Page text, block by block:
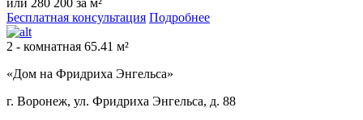
или 280 200 за м²
Бесплатная консультация Подробнее
2 - комнатная 65.41 м²
«Дом на Фридриха Энгельса»
г. Воронеж, ул. Фридриха Энгельса, д. 88